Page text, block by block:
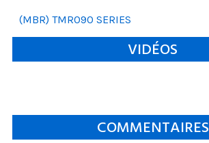
(MBR) TMR090 SERIES
VIDÉOS
COMMENTAIRES